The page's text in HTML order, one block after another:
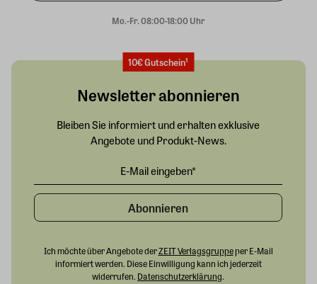
Mo.-Fr. 08:00-18:00 Uhr
10€ Gutschein¹
Newsletter abonnieren
Bleiben Sie informiert und erhalten exklusive
Angebote und Produkt-News.
Abonnieren
Ich möchte über Angebote derZEIT Verlagsgruppeper E-Mail
informiert werden. Diese Einwilligung kann ich jederzeit
widerrufen. Datenschutzerklärung.